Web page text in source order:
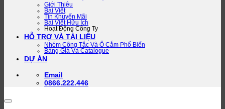
Giới Thiệu
Bài Viết
Tin Khuyến Mãi
Bài Viết Hữu Ích
Hoạt Động Công Ty
HỖ TRỢ VÀ TÀI LIỆU
Nhóm Công Tắc Và Ổ Cắm Phổ Biến
Bảng Giá Và Catalogue
DỰ ÁN
Email
0866.222.446